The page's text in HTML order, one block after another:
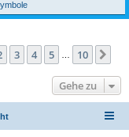
10
3 4 5 10
Gehe zu